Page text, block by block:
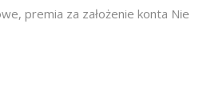
, premia za założenie konta Nie